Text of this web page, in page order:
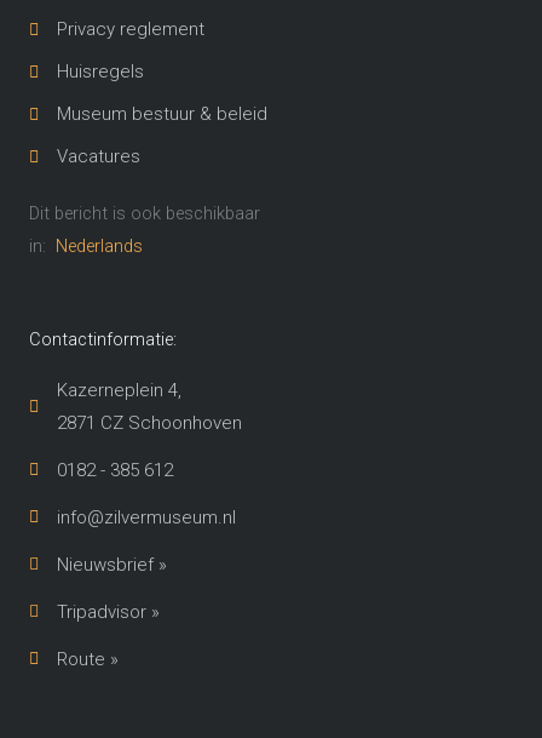
Privacy reglement
Huisregels
Museum bestuur & beleid
Vacatures
Dit bericht is ook beschikbaar
in:
Nederlands
Contactinformatie:
Kazerneplein 4,
2871 CZ Schoonhoven​
0182 - 385 612
info@zilvermuseum.nl
Nieuwsbrief »
Tripadvisor »
Route »